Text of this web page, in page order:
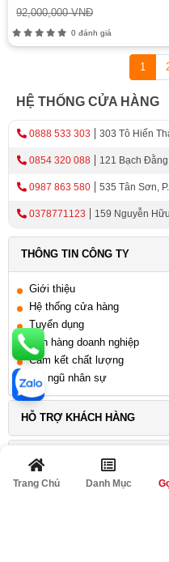
92,000,000 VNĐ
0 đánh giá
1
HỆ THỐNG CỬA HÀNG
0888 533 303 303 Tô Hiến
0854 320 088 121 Bạch
0987 863 580 535 Tân Sơn,
0378771123
159 Nguyễn
THÔNG TIN CÔNG TY
Giới thiệu
Hệ thống cửa hàng
Tuyển dụng
Bán hàng doanh nghiệp
Cam kết chất lượng
Đội ngũ nhân sự
HỖ TRỢ KHÁCH HÀNG
LIÊN HỆ
Trang Chủ Danh Mục